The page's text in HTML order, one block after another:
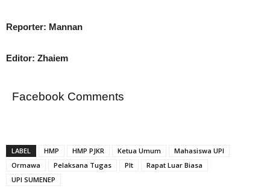
Reporter: Mannan
Editor: Zhaiem
Facebook Comments
LABEL HMP HMP PJKR Ketua Umum
Mahasiswa UPI
Ormawa
Pelaksana Tugas Plt
Rapat Luar Biasa
UPI SUMENEP